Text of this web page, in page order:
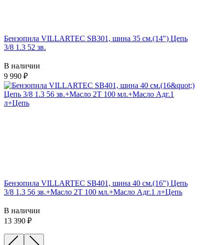
Бензопила VILLARTEC SB301, шина 35 см.(14") Цепь
3/8 1.3 52 зв.
В наличии
9 990
Бензопила VILLARTEC SB401, шина 40 см.(16") Цепь
3/8 1.3 56 зв.+Масло 2Т 100 мл.+Масло Адг.1 л+Цепь
В наличии
13 390